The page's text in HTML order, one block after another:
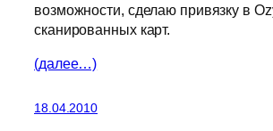
возможности, сделаю привязку в
сканированных карт.
(далее…)
18.04.2010